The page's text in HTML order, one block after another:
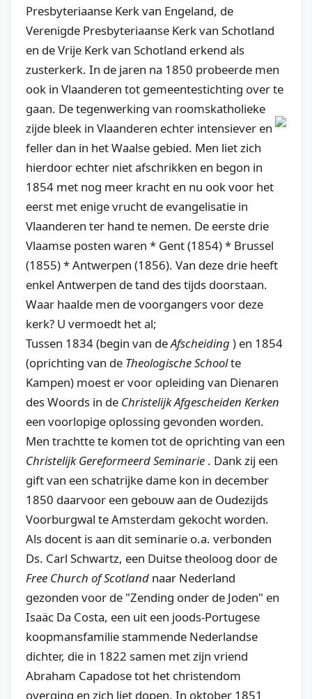
Presbyteriaanse Kerk van Engeland, de
Verenigde Presbyteriaanse Kerk van Schotland
en de Vrije Kerk van Schotland erkend als
zusterkerk. In de jaren na 1850 probeerde men
ook in Vlaanderen tot gemeentestichting over te
gaan. De tegenwerking van roomskatholieke
zijde bleek in Vlaanderen echter intensiever en
feller dan in het Waalse gebied. Men liet zich
hierdoor echter niet afschrikken en begon in
1854 met nog meer kracht en nu ook voor het
eerst met enige vrucht de evangelisatie in
Vlaanderen ter hand te nemen. De eerste drie
Vlaamse posten waren * Gent (1854) * Brussel
(1855) * Antwerpen (1856). Van deze drie heeft
enkel Antwerpen de tand des tijds doorstaan.
Waar haalde men de voorgangers voor deze
kerk? U vermoedt het al;
Tussen 1834 (begin van deAfscheiding) en 1854
(oprichting van de Theologische Schoolte
Kampen) moest er voor opleiding van Dienaren
des Woords in de Christelijk Afgescheiden Kerken
een voorlopige oplossing gevonden worden.
Men trachtte te komen tot de oprichting van een
Christelijk Gereformeerd Seminarie . Dank zij een
gift van een schatrijke dame kon in december
1850 daarvoor een gebouw aan de Oudezijds
Voorburgwal te Amsterdam gekocht worden.
Als docent is aan dit seminarie o.a. verbonden
Ds. Carl Schwartz, een Duitse theoloog door de
Free Church of Scotland naar Nederland
gezonden voor de "Zending onder de Joden" en
Isaäc Da Costa, een uit een joods-Portugese
koopmansfamilie stammende Nederlandse
dichter, die in 1822 samen met zijn vriend
Abraham Capadose tot het christendom
overging en zich liet dopen. In oktober 1851